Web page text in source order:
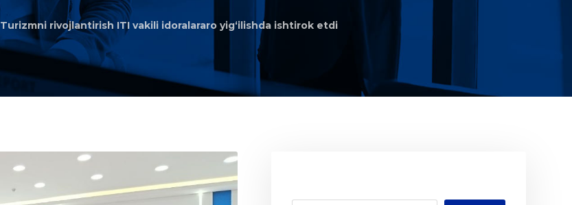
Turizmni rivojlantirish ITI vakili idoralararo yig‘ilishda ishtirok etdi